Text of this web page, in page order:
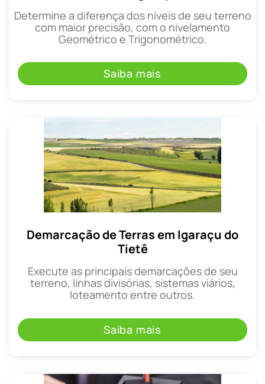
Determine a diferença dos níveis de seu terreno
com maior precisão, com o nivelamento
Geométrico e Trigonométrico.
Saiba mais
Demarcação de Terras em Igaraçu do
Tietê
Execute as principais demarcações de seu
terreno, linhas divisórias, sistemas viários,
loteamento entre outros.
Saiba mais